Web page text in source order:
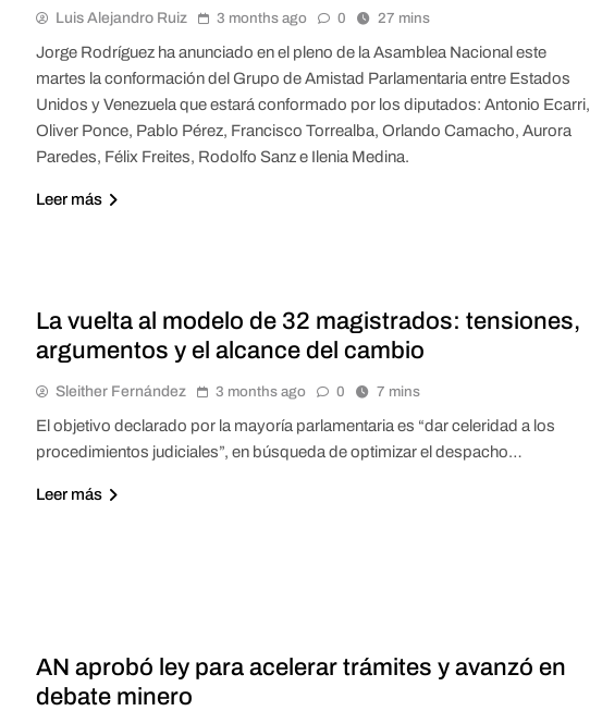
Luis Alejandro Ruiz 3 months ago 0 27 mins
Jorge Rodríguez ha anunciado en el pleno de la Asamblea Nacional este
martes la conformación del Grupo de Amistad Parlamentaria entre Estados
Unidos y Venezuela que estará conformado por los diputados: Antonio Ecarri,
Oliver Ponce, Pablo Pérez, Francisco Torrealba, Orlando Camacho, Aurora
Paredes, Félix Freites, Rodolfo Sanz e Ilenia Medina.
Leer más
La vuelta al modelo de 32 magistrados: tensiones,
argumentos y el alcance del cambio
Sleither Fernández 3 months ago 0 7 mins
El objetivo declarado por la mayoría parlamentaria es “dar celeridad a los
procedimientos judiciales”, en búsqueda de optimizar el despacho…
Leer más
AN aprobó ley para acelerar trámites y avanzó en
debate minero